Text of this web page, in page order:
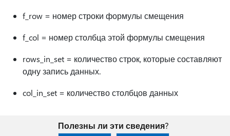
f_row = номер строки формулы смещения
f_col = номер столбца этой формулы смещения
rows_in_set = количество строк, которые составляют
одну запись данных.
col_in_set = количество столбцов данных
Полезны ли эти сведения?